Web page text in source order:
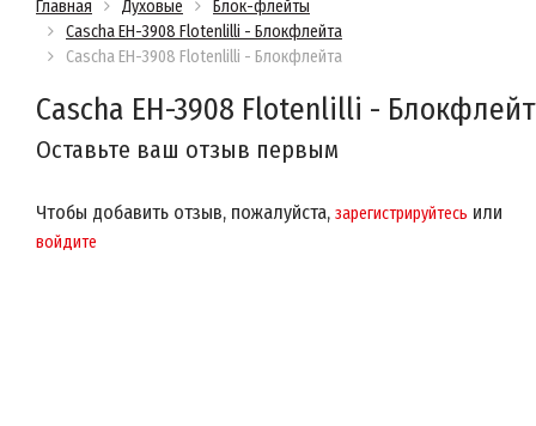
Главная Духовые
Блок-флейты
Cascha EH-3908 Flotenlilli - Блокфлейта
Cascha EH-3908 Flotenlilli - Блокфлейта
Cascha EH-3908 Flotenlilli -
Оставьте ваш отзыв первым
Чтобы добавить отзыв, пожалуйста, зарегистрируйтесь или
войдите